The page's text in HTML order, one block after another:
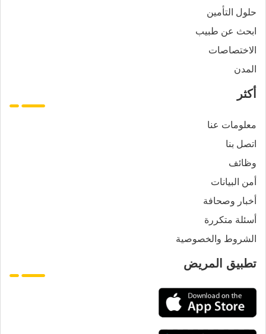
حلول التأمين
ابحث عن طبيب
الاختصاصات
المدن
أكثر
معلومات عنا
اتصل بنا
وظائف
أمن البيانات
أخبار وصحافة
أسئلة متكررة
الشروط والخصوصية
تطبيق المريض